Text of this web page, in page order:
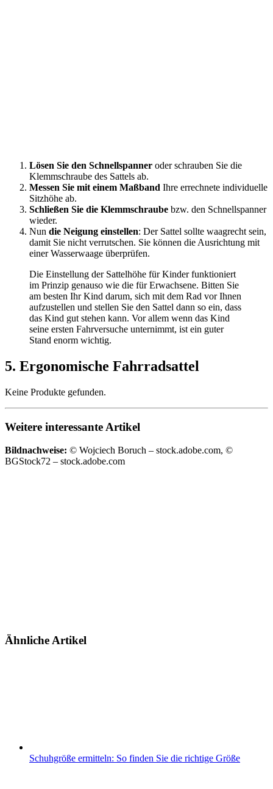
Lösen Sie den Schnellspanner oder schrauben Sie die
Klemmschraube des Sattels ab.
Messen Sie mit einem Maßband Ihre errechnete individuelle
Sitzhöhe ab.
Schließen Sie die Klemmschraube bzw. den Schnellspanner
wieder.
Nun die Neigung einstellen: Der Sattel sollte waagrecht sein,
damit Sie nicht verrutschen. Sie können die Ausrichtung mit
einer Wasserwaage überprüfen.
Die Einstellung der Sattelhöhe für Kinder funktioniert
im Prinzip genauso wie die für Erwachsene. Bitten Sie
am besten Ihr Kind darum, sich mit dem Rad vor Ihnen
aufzustellen und stellen Sie den Sattel dann so ein, dass
das Kind gut stehen kann. Vor allem wenn das Kind
seine ersten Fahrversuche unternimmt, ist ein guter
Stand enorm wichtig.
5. Ergonomische Fahrradsattel
Keine Produkte gefunden.
Weitere interessante Artikel
Bildnachweise: © Wojciech Boruch – stock.adobe.com, ©
BGStock72 – stock.adobe.com
Ähnliche Artikel
Schuhgröße ermitteln: So finden Sie die richtige Größe